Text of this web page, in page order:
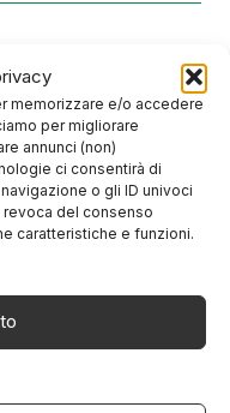
memorizzare e/o accedere
per migliorare
annunci (non)
ci consentirà di
o gli ID univoci
del consenso
caratteristiche e funzioni.
servizi